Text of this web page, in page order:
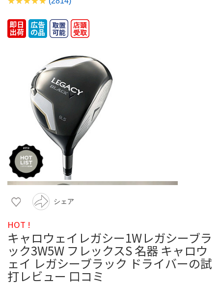
シェア
HOT !
キャロウェイレガシー1Wレガシーブラ
ック3W5W フレックスS 名器 キャロウ
ェイ レガシーブラック ドライバーの試
打レビュー 口コミ